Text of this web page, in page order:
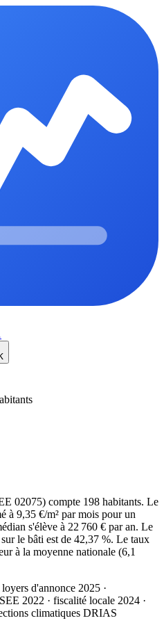
02075) compte 198 habitants. Le
à 9,35 €/m² par mois pour un
s'élève à 22 760 € par an. Le
le bâti est de 42,37 %. Le taux
à la moyenne nationale (6,1
d'annonce 2025 ·
2022 · fiscalité locale 2024 ·
climatiques DRIAS